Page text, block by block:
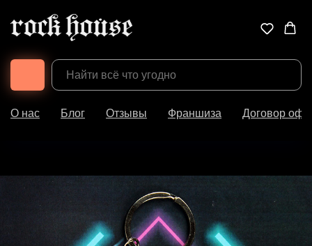
О нас Блог Отзывы Франшиза Договор